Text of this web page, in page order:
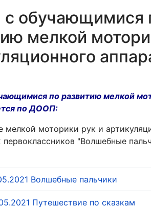
с обучающимися
мелкой
по развитию мелкой
по ДООП:
мелкой моторики рук и
"Волшебные
Волшебные пальчики
Путешествие по сказкам